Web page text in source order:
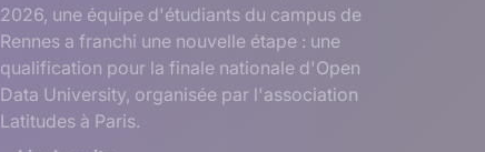
2026, une équipe d'étudiants du campus de
Rennes a franchi une nouvelle étape : une
qualification pour la finale nationale d'Open
Data University, organisée par l'association
Latitudes à Paris.